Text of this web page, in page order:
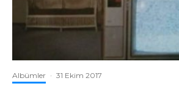
Albümler · 31 Ekim 2017